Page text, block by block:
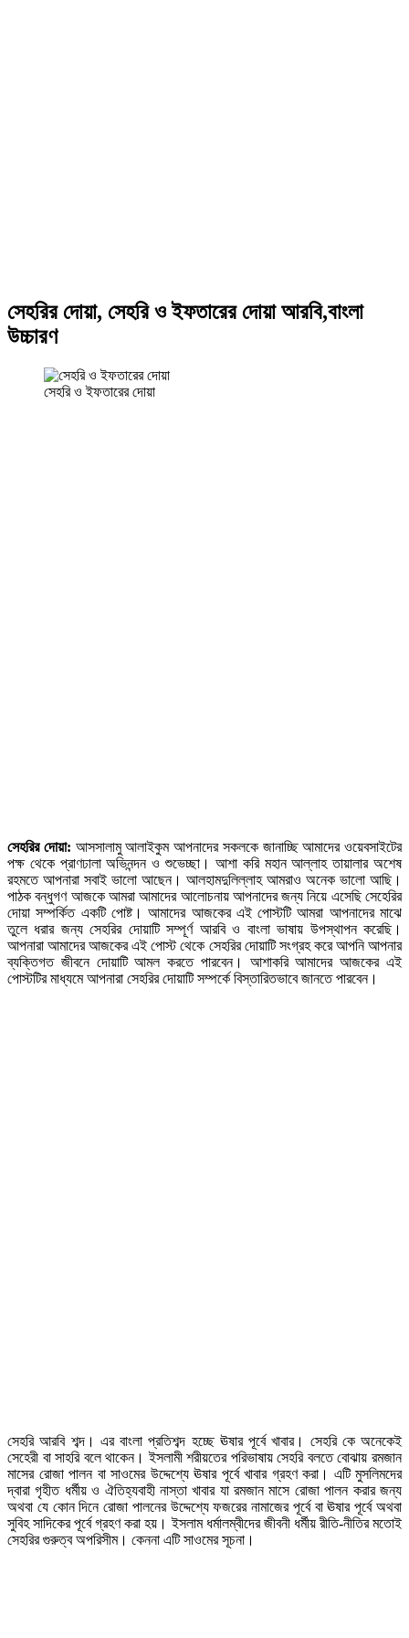
সেহরির দোয়া, সেহরি ও ইফতারের দোয়া আরবি,বাংলা
উচ্চারণ
সেহরি ও ইফতারের দোয়া
সেহরির দোয়া: আসসালামু আলাইকুম আপনাদের সকলকে জানাচ্ছি আমাদের ওয়েবসাইটের
পক্ষ থেকে প্রাণঢালা অভিনন্দন ও শুভেচ্ছা। আশা করি মহান আল্লাহ তায়ালার অশেষ
রহমতে আপনারা সবাই ভালো আছেন। আলহামদুলিল্লাহ আমরাও অনেক ভালো আছি।
পাঠক বন্ধুগণ আজকে আমরা আমাদের আলোচনায় আপনাদের জন্য নিয়ে এসেছি সেহেরির
দোয়া সম্পর্কিত একটি পোষ্ট। আমাদের আজকের এই পোস্টটি আমরা আপনাদের মাঝে
তুলে ধরার জন্য সেহরির দোয়াটি সম্পূর্ণ আরবি ও বাংলা ভাষায় উপস্থাপন করেছি।
আপনারা আমাদের আজকের এই পোস্ট থেকে সেহরির দোয়াটি সংগ্রহ করে আপনি আপনার
ব্যক্তিগত জীবনে দোয়াটি আমল করতে পারবেন। আশাকরি আমাদের আজকের এই
পোস্টটির মাধ্যমে আপনারা সেহরির দোয়াটি সম্পর্কে বিস্তারিতভাবে জানতে পারবেন।
সেহরি আরবি শব্দ। এর বাংলা প্রতিশব্দ হচ্ছে ঊষার পূর্বে খাবার। সেহরি কে অনেকেই
সেহেরী বা সাহরি বলে থাকেন। ইসলামী শরীয়তের পরিভাষায় সেহরি বলতে বোঝায় রমজান
মাসের রোজা পালন বা সাওমের উদ্দেশ্যে ঊষার পূর্বে খাবার গ্রহণ করা। এটি মুসলিমদের
দ্বারা গৃহীত ধর্মীয় ও ঐতিহ্যবাহী নাস্তা খাবার যা রমজান মাসে রোজা পালন করার জন্য
অথবা যে কোন দিনে রোজা পালনের উদ্দেশ্যে ফজরের নামাজের পূর্বে বা ঊষার পূর্বে অথবা
সুবিহ সাদিকের পূর্বে গ্রহণ করা হয়। ইসলাম ধর্মালম্বীদের জীবনী ধর্মীয় রীতি-নীতির মতোই
সেহরির গুরুত্ব অপরিসীম। কেননা এটি সাওমের সূচনা।